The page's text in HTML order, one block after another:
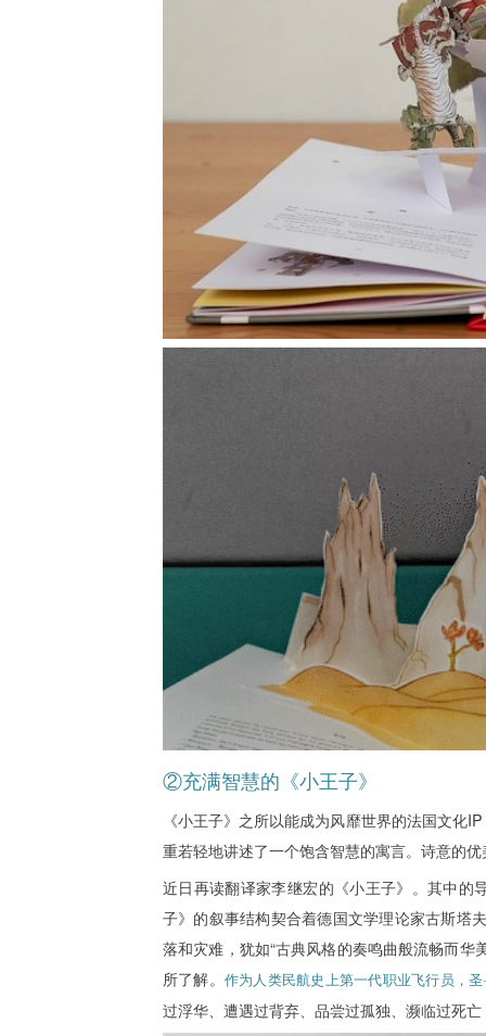
②充满智慧的《小王子》
《小王子》之所以能成为风靡世界的法国文化
重若轻地讲述了一个饱含智慧的寓言。诗意的
近日再读翻译家李继宏的《小王子》。其中的
子》的叙事结构契合着德国文学理论家古斯塔
落和灾难，犹如“古典风格的奏鸣曲般流畅而华
所了解。 作为人类民航史上第一代职业飞行员，
过浮华、遭遇过背弃、品尝过孤独、濒临过死